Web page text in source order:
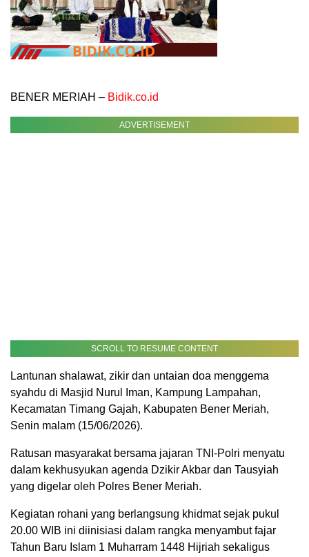
BENER MERIAH – Bidik.co.id
ADVERTISEMENT
SCROLL TO RESUME CONTENT
Lantunan shalawat, zikir dan untaian doa menggema
syahdu di Masjid Nurul Iman, Kampung Lampahan,
Kecamatan Timang Gajah, Kabupaten Bener Meriah,
Senin malam (15/06/2026).
Ratusan masyarakat bersama jajaran TNI-Polri menyatu
dalam kekhusyukan agenda Dzikir Akbar dan Tausyiah
yang digelar oleh Polres Bener Meriah.
​Kegiatan rohani yang berlangsung khidmat sejak pukul
20.00 WIB ini diinisiasi dalam rangka menyambut fajar
Tahun Baru Islam 1 Muharram 1448 Hijriah sekaligus